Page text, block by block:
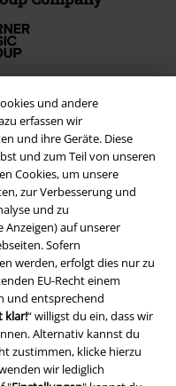
und andere
erfassen wir
und ihre Geräte. Diese
und zum Teil von unseren
Cookies, um unsere
zur Verbesserung und
und zu
Anzeigen) auf unserer
Sofern
werden, erfolgt dies nur zu
EU-Recht einem
und entsprechend
klar!“ willigst du ein, dass wir
Alternativ kannst du
zustimmen, klicke hierzu
wir lediglich